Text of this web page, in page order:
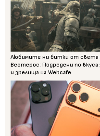
Любимите ни битки от света
Вестерос: Подредени по вкуса
и зрелища на Webcafe